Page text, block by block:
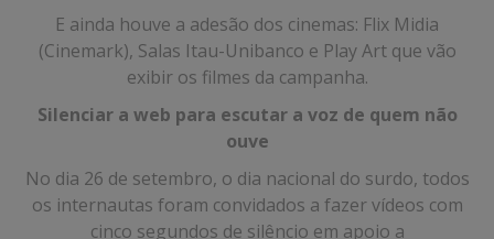
E ainda houve a adesão dos cinemas: Flix Midia
(Cinemark), Salas Itau-Unibanco e Play Art que vão
exibir os filmes da campanha.
Silenciar a web para escutar a voz de quem não
ouve
No dia 26 de setembro, o dia nacional do surdo, todos
os internautas foram convidados a fazer vídeos com
cinco segundos de silêncio em apoio a